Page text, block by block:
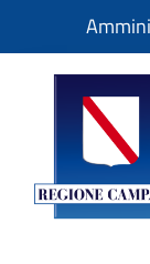
Slim